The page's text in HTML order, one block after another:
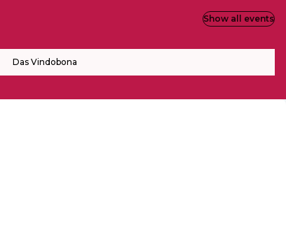
Das Vindobona
Show all events